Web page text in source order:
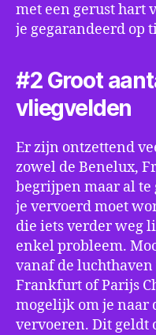
met een gerust hart
je gegarandeerd op
#2 Groot
vliegvelden
Er zijn ontzettend
zowel de Benelux,
begrijpen maar al te
je vervoerd moet
die iets verder weg
enkel probleem.
vanaf de
Frankfurt of Parijs
mogelijk om je naar
vervoeren. Dit geldt